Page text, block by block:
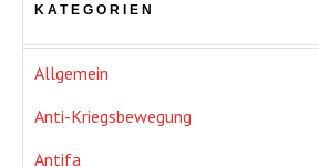
KATEGORIEN
Allgemein
Anti-Kriegsbewegung
Antifa